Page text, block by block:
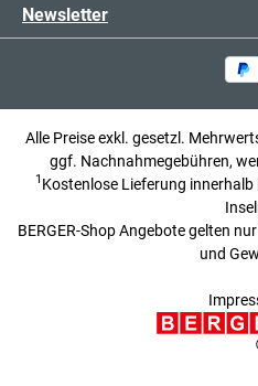
Newsletter
Alle Preise exkl. gesetzl.
ggf. Nachnahmegebühren,
1 Kostenlose Lieferung
BERGER-Shop Angebote gelten
und